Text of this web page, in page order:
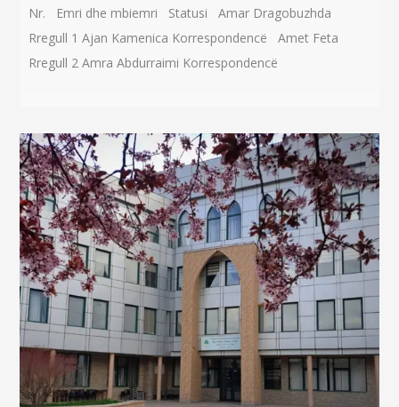
Nr. Emri dhe mbiemri Statusi Amar Dragobuzhda
Rregull 1 Ajan Kamenica Korrespondencë Amet Feta
Rregull 2 Amra Abdurraimi Korrespondencë